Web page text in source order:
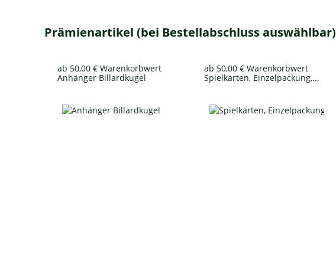
Prämienartikel (bei Bestellabschluss auswählbar)
ab 50,00 € Warenkorbwert
Anhänger Billardkugel
ab 50,00 € Warenkorbwert
Spielkarten, Einzelpackung,...